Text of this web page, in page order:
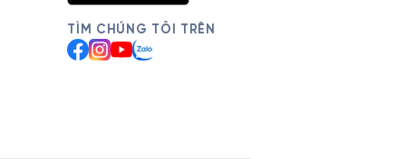
TÌM CHÚNG TÔI TRÊN
Facebook
Instagram
YouTube
Zalo